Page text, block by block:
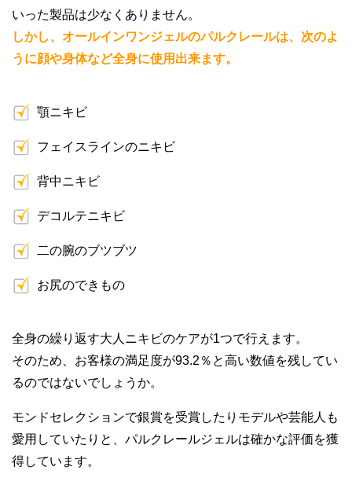
いった製品は少なくありません。
しかし、オールインワンジェルのパルクレールは、次のよ
うに顔や身体など全身に使用出来ます。
顎ニキビ
フェイスラインのニキビ
背中ニキビ
デコルテニキビ
二の腕のブツブツ
お尻のできもの
全身の繰り返す大人ニキビのケアが1つで行えます。
そのため、お客様の満足度が93.2％と高い数値を残してい
るのではないでしょうか。
モンドセレクションで銀賞を受賞したりモデルや芸能人も
愛用していたりと、パルクレールジェルは確かな評価を獲
得しています。